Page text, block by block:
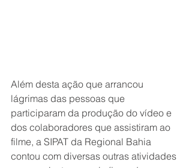
Além desta ação que arrancou
lágrimas das pessoas que
participaram da produção do vídeo e
dos colaboradores que assistiram ao
filme, a SIPAT da Regional Bahia
contou com diversas outras atividades